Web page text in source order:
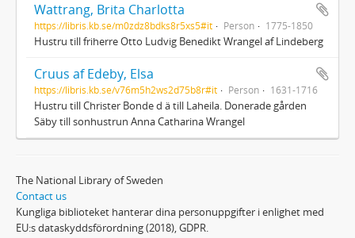
Wattrang, Brita Charlotta
https://libris.kb.se/m0zdz8bdks8r5xs5#it Person 1775-1850
Hustru till friherre Otto Ludvig Benedikt Wrangel af Lindeberg
Cruus af Edeby, Elsa
https://libris.kb.se/v76m5h2ws2d75b8r#it Person 1631-1716
Hustru till Christer Bonde d ä till Laheila. Donerade gården
Säby till sonhustrun Anna Catharina Wrangel
The National Library of Sweden
Contact us
Kungliga biblioteket hanterar dina personuppgifter i enlighet med
EU:s dataskyddsförordning (2018), GDPR.